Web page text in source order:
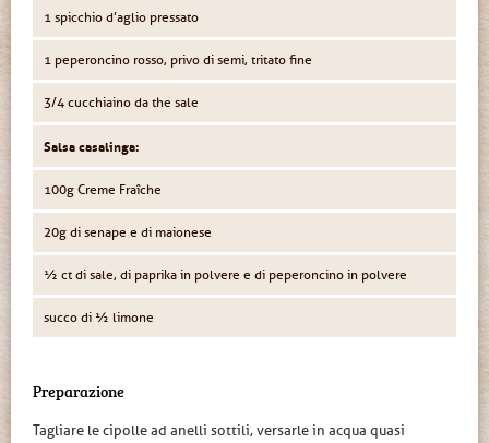
1 spicchio d’aglio pressato
1 peperoncino rosso, privo di semi, tritato fine
3/4 cucchiaino da the sale
Salsa casalinga:
100g Creme Fraîche
20g di senape e di maionese
½ ct di sale, di paprika in polvere e di peperoncino in polvere
succo di ½ limone
Preparazione
Tagliare le cipolle ad anelli sottili, versarle in acqua quasi